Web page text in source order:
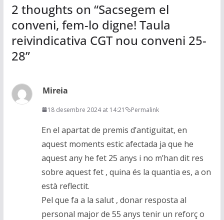
2 thoughts on “Sacsegem el
conveni, fem-lo digne! Taula
reivindicativa CGT nou conveni 25-
28”
Mireia
18 desembre 2024 at 14:21 Permalink
En el apartat de premis d’antiguitat, en
aquest moments estic afectada ja que he
aquest any he fet 25 anys i no m’han dit res
sobre aquest fet , quina és la quantia es, a on
està reflectit.
Pel que fa a la salut , donar resposta al
personal major de 55 anys tenir un reforç o